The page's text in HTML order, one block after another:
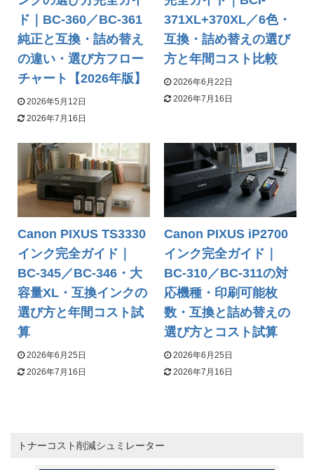
ド｜BC-360／BC-361
純正と互換・詰め替え
の違い・選び方フロー
チャート【2026年版】
2026年5月12日
2026年7月16日
371XL+370XL／6色・
互換・詰め替えの選び
方と年間コスト比較
2026年6月22日
2026年7月16日
Canon PIXUS TS3330
インク完全ガイド｜
BC-345／BC-346・大
容量XL・互換インクの
選び方と年間コスト試
算
2026年6月25日
2026年7月16日
Canon PIXUS iP2700
インク完全ガイド｜
BC-310／BC-311の対
応機種・印刷可能枚
数・互換と詰め替えの
選び方とコスト試算
2026年6月25日
2026年7月16日
トナーコスト削減シュミレーター